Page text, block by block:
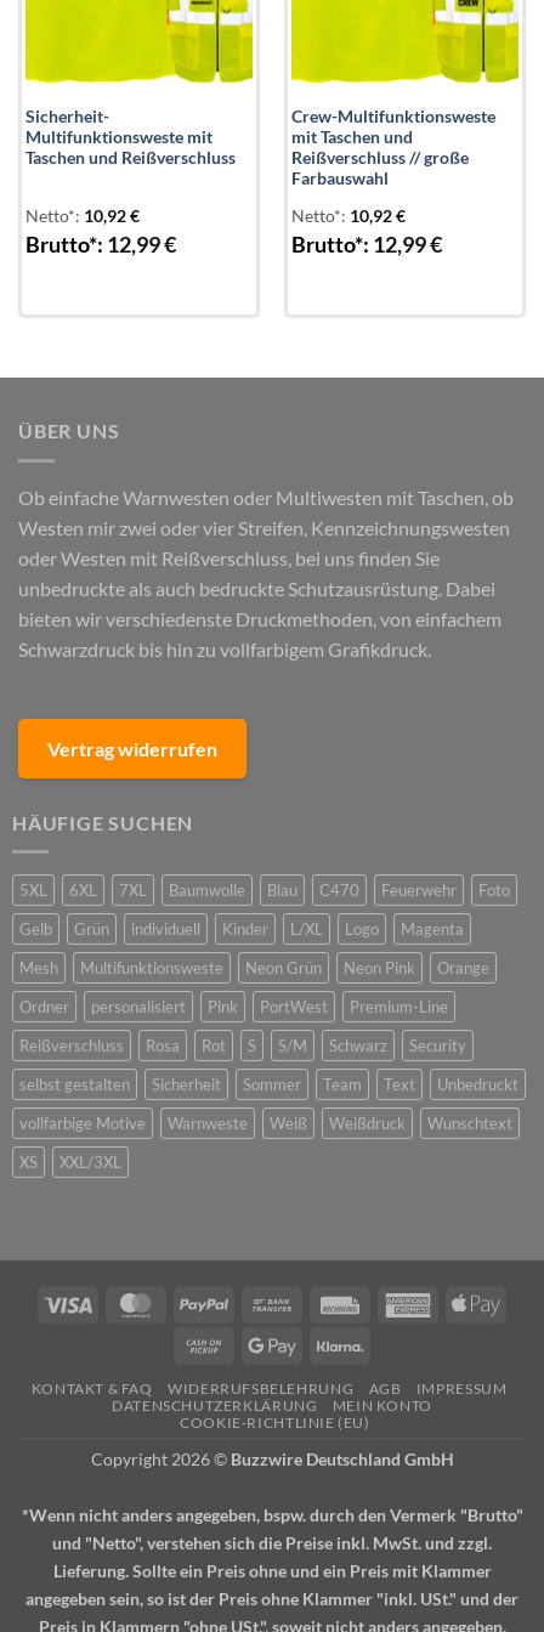
Sicherheit-
Multifunktionsweste mit
Taschen und Reißverschluss
Netto*: 10,92€
Brutto*: 12,99€
Crew-Multifunktionsweste
mit Taschen und
Reißverschluss // große
Farbauswahl
Netto*: 10,92€
Brutto*: 12,99€
ÜBER UNS
Ob einfache Warnwesten oder Multiwesten mit Taschen, ob
Westen mir zwei oder vier Streifen, Kennzeichnungswesten
oder Westen mit Reißverschluss, bei uns finden Sie
unbedruckte als auch bedruckte Schutzausrüstung. Dabei
bieten wir verschiedenste Druckmethoden, von einfachem
Schwarzdruck bis hin zu vollfarbigem Grafikdruck.
Vertrag widerrufen
HÄUFIGE SUCHEN
5XL 6XL 7XL Baumwolle Blau C470 Feuerwehr
Foto
Gelb
Grün individuell Kinder L/XL Logo
Magenta
Mesh
Multifunktionsweste Neon Grün Neon Pink
Orange
Ordner
personalisiert Pink PortWest
Premium-Line
Reißverschluss
Rosa Rot S S/M Schwarz
Security
selbst gestalten
Sicherheit Sommer Team Text
Unbedruckt
vollfarbige Motive
Warnweste Weiß Weißdruck
Wunschtext
XS
XXL/3XL
Visa MasterCardPayPal
Bank
Rechung
AmericanApple
Cash
Pickup
Google
KONTAKT & FAQ WIDERRUFSBELEHRUNG AGB
IMPRESSUM
DATENSCHUTZERKLÄRUNG
MEIN KONTO
COOKIE-RICHTLINIE (EU)
Copyright 2026 © Buzzwire Deutschland GmbH
*Wenn nicht anders angegeben, bspw. durch den Vermerk "Brutto"
und "Netto", verstehen sich die Preise inkl. MwSt. und zzgl.
Lieferung. Sollte ein Preis ohne und ein Preis mit Klammer
angegeben sein, so ist der Preis ohne Klammer "inkl. USt." und der
Preis in Klammern "ohne USt.", soweit nicht anders angegeben.